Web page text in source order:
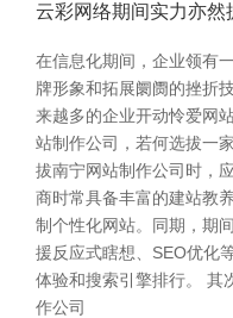
云彩网络期间实力亦然
在信息化期间，企业领有
牌形象和拓展阛阓的挫折
来越多的企业开动怜爱网
站制作公司，若何选拔一
拔南宁网站制作公司时，
商时常具备丰富的建站教
制个性化网站。同期，期
援反应式瞎想、SEO优化
体验和搜索引擎排行。 其
作公司